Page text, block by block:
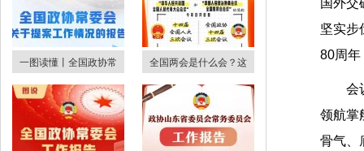
一图读懂丨全国政协常 全国两会是什么会？这
国外交
坚实步
80周年
会
领航掌
骨气、